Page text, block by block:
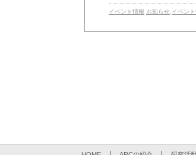
イベント情報 お知らせ イベン